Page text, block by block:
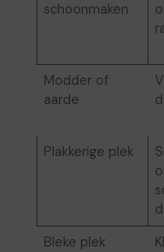
schoonmaken
Modder of
aarde
Plakkerige plek
Bleke plek